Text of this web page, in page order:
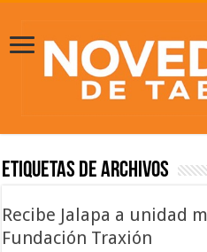
Etiquetas de Archivos
Recibe Jalapa a unidad
Fundación Traxión